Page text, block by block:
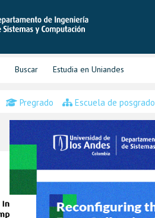
Buscar Estudia en Uniandes
Pregrado Escuela de posgrado